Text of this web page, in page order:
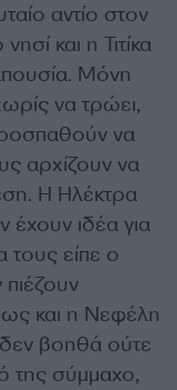
αντίο στον
και η Τιτίκα
Μόνη
να τρώει,
να
αρχίζουν να
Η Ηλέκτρα
ιδέα για
είπε ο
και η Νεφέλη
βοηθά ούτε
της σύμμαχο,